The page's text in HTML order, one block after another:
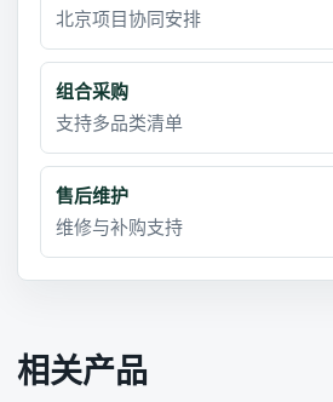
北京项目协同安排
组合采购
支持多品类清单
售后维护
维修与补购支持
相关产品